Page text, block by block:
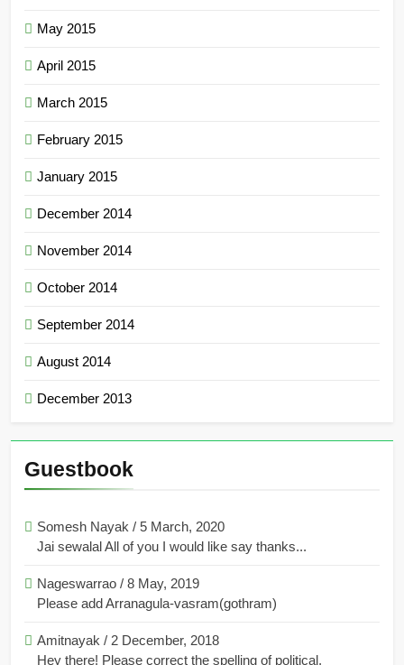
May 2015
April 2015
March 2015
February 2015
January 2015
December 2014
November 2014
October 2014
September 2014
August 2014
December 2013
Guestbook
Somesh Nayak / 5 March, 2020
Jai sewalal All of you I would like say thanks...
Nageswarrao / 8 May, 2019
Please add Arranagula-vasram(gothram)
Amitnayak / 2 December, 2018
Hey there! Please correct the spelling of political.